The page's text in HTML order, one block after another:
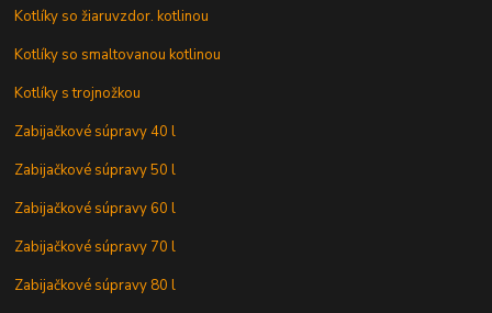
Kotlíky so žiaruvzdor. kotlinou
Kotlíky so smaltovanou kotlinou
Kotlíky s trojnožkou
Zabijačkové súpravy 40 l
Zabijačkové súpravy 50 l
Zabijačkové súpravy 60 l
Zabijačkové súpravy 70 l
Zabijačkové súpravy 80 l